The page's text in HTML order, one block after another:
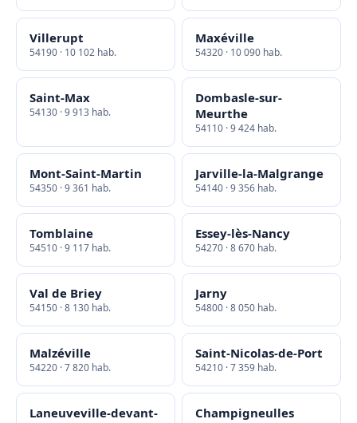
Villerupt
54190 · 10 102 hab.
Maxéville
54320 · 10 090 hab.
Saint-Max
54130 · 9 913 hab.
Dombasle-sur-
Meurthe
54110 · 9 424 hab.
Mont-Saint-Martin
54350 · 9 361 hab.
Jarville-la-Malgrange
54140 · 9 356 hab.
Tomblaine
54510 · 9 117 hab.
Essey-lès-Nancy
54270 · 8 670 hab.
Val de Briey
54150 · 8 130 hab.
Jarny
54800 · 8 050 hab.
Malzéville
54220 · 7 820 hab.
Saint-Nicolas-de-Port
54210 · 7 359 hab.
Laneuveville-devant-
Champigneulles